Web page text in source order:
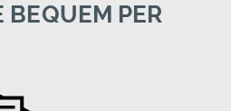
BEQUEM PER